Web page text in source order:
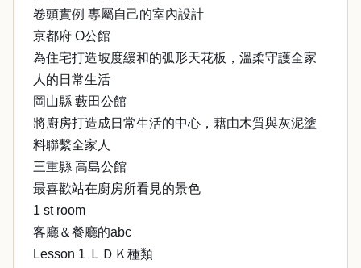
卷頭實例 專屬自己的室內設計
京都府 O公館
為住宅打造坡度緩和的弧形天花板，溫柔守護全家
人的日常生活
岡山縣 藪田公館
將廚房打造成日常生活的中心，藉由木質與灰泥塗
料聯繫全家人
三重縣 高島公館
最喜歡站在廚房所看見的景色
1 st room
客廳＆餐廳的abc
Lesson 1 ＬＤＫ種類